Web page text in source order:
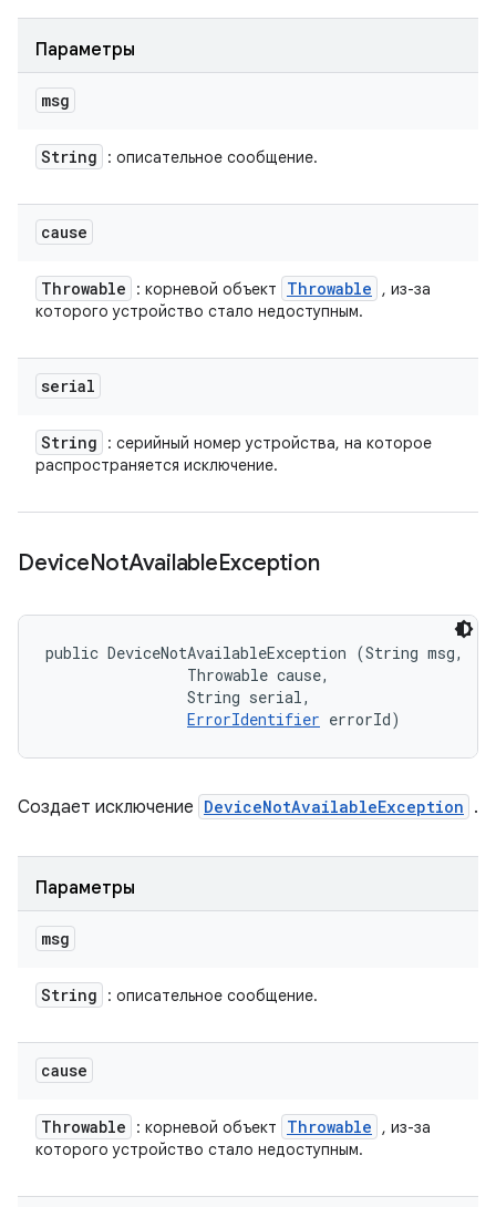
Параметры
msg
String : описательное сообщение.
cause
Throwable : корневой объект Throwable
, из-за
которого устройство стало недоступным.
serial
String
: серийный номер устройства, на которое
распространяется исключение.
DeviceNotAvailableException
public DeviceNotAvailableException (String msg,
                Throwable cause,
                String serial,
ErrorIdentifier errorId)
Создает исключение DeviceNotAvailableException .
Параметры
msg
String : описательное сообщение.
cause
Throwable : корневой объект Throwable
, из-за
которого устройство стало недоступным.